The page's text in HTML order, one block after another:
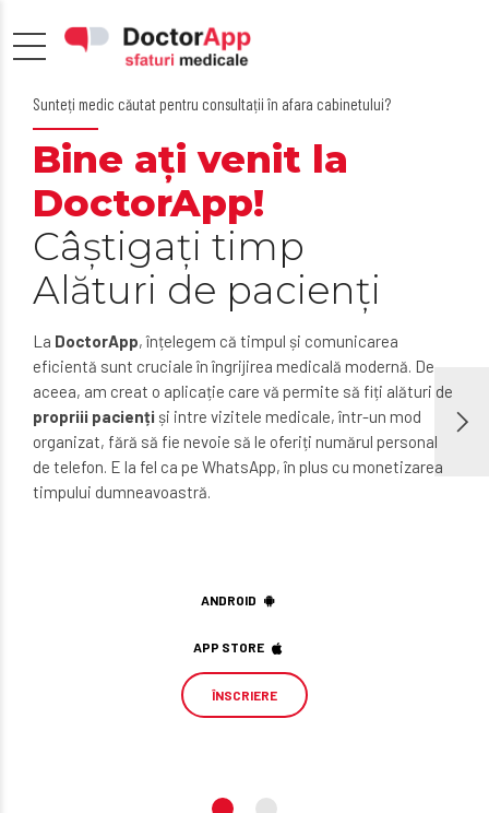
Sunteți medic căutat pentru consultații în afara cabinetului?
Bine ați venit la
DoctorApp!
Câștigați timp
Alături de pacienți
La DoctorApp, înțelegem că timpul și comunicarea
eficientă sunt cruciale în îngrijirea medicală modernă. De
aceea, am creat o aplicație care vă permite să fiți alături de
propriii pacienți și intre vizitele medicale, într-un mod
organizat, fără să fie nevoie să le oferiți numărul personal
de telefon. E la fel ca pe WhatsApp, în plus cu monetizarea
timpului dumneavoastră.
ANDROID
APP STORE
ÎNSCRIERE